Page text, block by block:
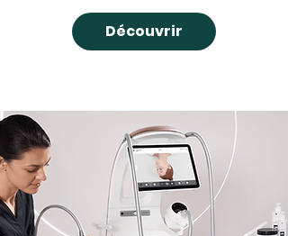
Découvrir